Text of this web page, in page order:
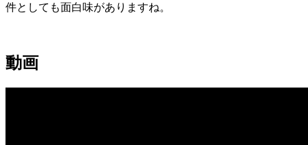
件としても面白味がありますね。
動画